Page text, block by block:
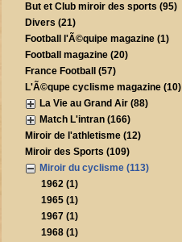
But et Club miroir des sports (95)
Divers (21)
Football l'Ã©quipe magazine (1)
Football magazine (20)
France Football (57)
L'Ã©qupe cyclisme magazine (10)
La Vie au Grand Air (88)
Match L'intran (166)
Miroir de l'athletisme (12)
Miroir des Sports (109)
Miroir du cyclisme (113)
1962 (1)
1965 (1)
1967 (1)
1968 (1)